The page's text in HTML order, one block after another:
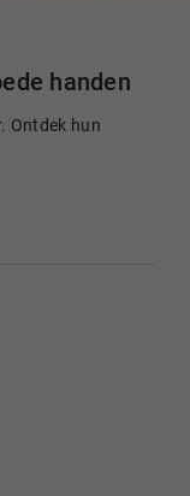
handen
Ontdek hun